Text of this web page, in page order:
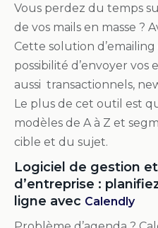
Vous perdez du temps
de vos mails en masse ?
Cette solution
possibilité d’envoyer vos
aussi transactionnels,
Le plus de cet outil est
modèles de A à Z et
cible et du sujet.
Logiciel de gestion
d’entreprise :
ligne avec Calendly